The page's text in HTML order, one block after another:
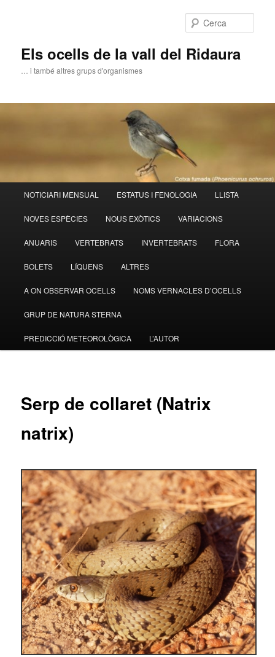
Els ocells de la vall del Ridaura
… i també altres grups d'organismes
principal
NOTICIARI MENSUAL ESTATUS I FENOLOGIA LLISTA
NOVES ESPÈCIES NOUS EXÒTICS VARIACIONS
ANUARIS VERTEBRATS INVERTEBRATS FLORA
BOLETS LÍQUENS ALTRES
A ON OBSERVAR OCELLS NOMS VERNACLES D’OCELLS
GRUP DE NATURA STERNA
PREDICCIÓ METEOROLÒGICA L’AUTOR
Serp de collaret (Natrix
natrix)